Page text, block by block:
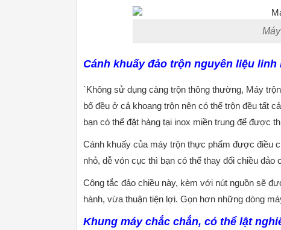
Cánh khuấy đảo trộn nguyên liệu
`Không sử dụng càng trộn thông thường, Máy
bố đều ở cả khoang trộn nên có thể trộn đều tất
bạn có thể đặt hàng tại inox miền trung để được
Cánh khuấy của máy trộn thực phẩm được điều
nhỏ, dễ vón cục thì bạn có thể thay đổi chiều đảo
Công tắc đảo chiều này, kèm với nút nguồn sẽ
hành, vừa thuận tiện lợi. Gọn hơn những dòng
Khung máy chắc chắn, có thể lật